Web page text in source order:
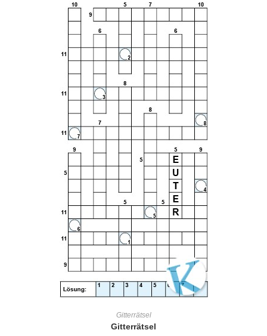
Gitterrätsel
Gitterrätsel